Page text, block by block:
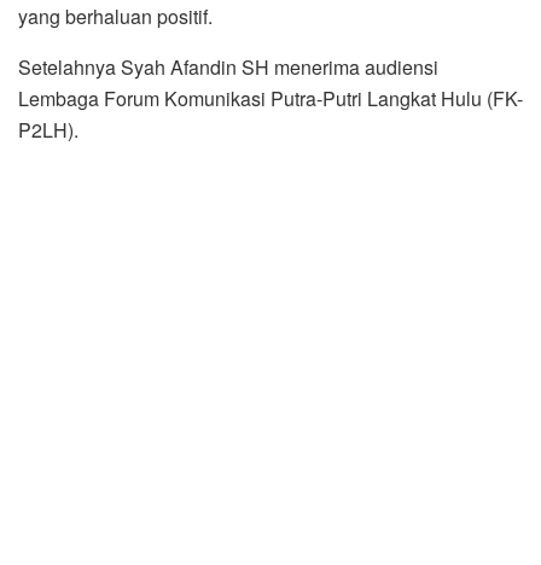
yang berhaluan positif.
Setelahnya Syah Afandin SH menerima audiensi
Lembaga Forum Komunikasi Putra-Putri Langkat Hulu (FK-
P2LH).